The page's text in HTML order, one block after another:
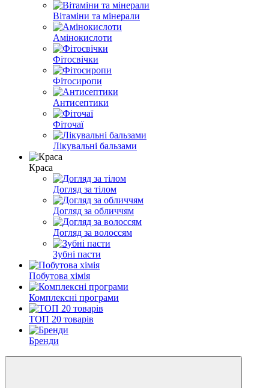
Вітаміни та мінерали
Амінокислоти
Фітосвічки
Фітосиропи
Антисептики
Фіточаї
Лікувальні бальзами
Краса
Догляд за тілом
Догляд за обличчям
Догляд за волоссям
Зубні пасти
Побутова хімія
Комплексні програми
ТОП 20 товарів
Бренди